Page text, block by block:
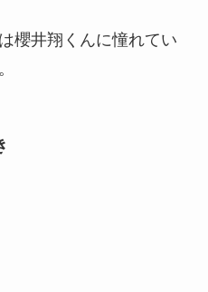
櫻井翔くんに憧れてい